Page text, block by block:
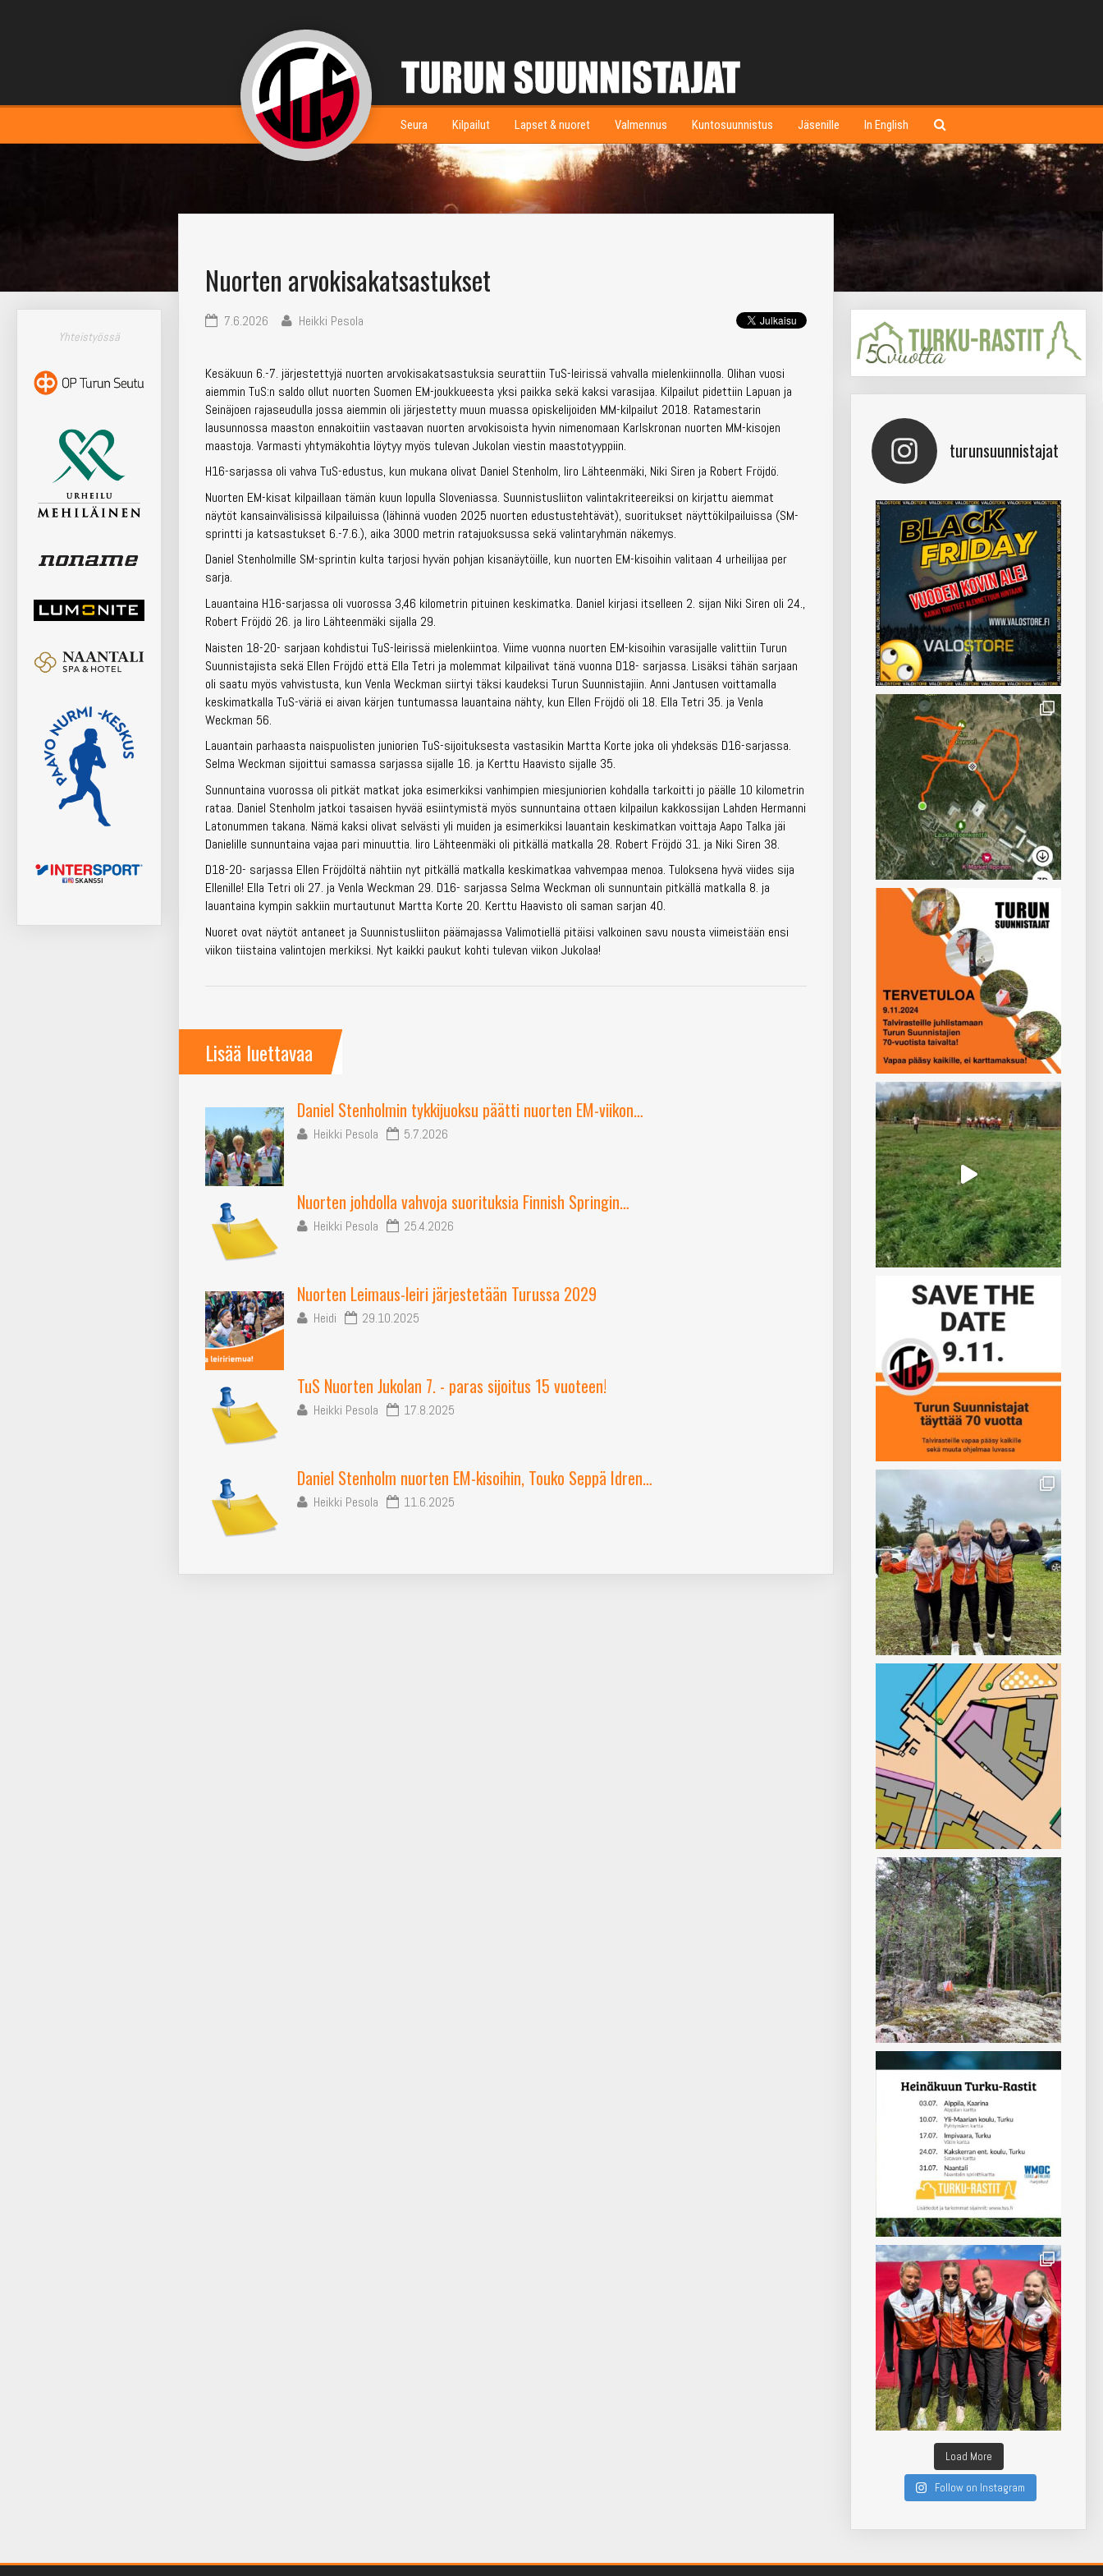
Seura Kilpailut Lapset & nuoret Valmennus Kuntosuunnistus Jäsenille In English
Nuorten arvokisakatsastukset
7.6.2026 Heikki Pesola
Kesäkuun 6.-7. järjestettyjä nuorten arvokisakatsastuksia seurattiin TuS-leirissä vahvalla mielenkiinnolla. Olihan vuosi
aiemmin TuS:n saldo ollut nuorten Suomen EM-joukkueesta yksi paikka sekä kaksi varasijaa. Kilpailut pidettiin Lapuan ja
Seinäjoen rajaseudulla jossa aiemmin oli järjestetty muun muassa opiskelijoiden MM-kilpailut 2018. Ratamestarin
lausunnossa maaston ennakoitiin vastaavan nuorten arvokisoista hyvin nimenomaan Karlskronan nuorten MM-kisojen
maastoja. Varmasti yhtymäkohtia löytyy myös tulevan Jukolan viestin maastotyyppiin.
H16-sarjassa oli vahva TuS-edustus, kun mukana olivat Daniel Stenholm, Iiro Lähteenmäki, Niki Siren ja Robert Fröjdö.
Nuorten EM-kisat kilpaillaan tämän kuun lopulla Sloveniassa. Suunnistusliiton valintakriteereiksi on kirjattu aiemmat
näytöt kansainvälisissä kilpailuissa (lähinnä vuoden 2025 nuorten edustustehtävät), suoritukset näyttökilpailuissa (SM-
sprintti ja katsastukset 6.-7.6.), aika 3000 metrin ratajuoksussa sekä valintaryhmän näkemys.
Daniel Stenholmille SM-sprintin kulta tarjosi hyvän pohjan kisanäytöille, kun nuorten EM-kisoihin valitaan 4 urheilijaa per
sarja.
Lauantaina H16-sarjassa oli vuorossa 3,46 kilometrin pituinen keskimatka. Daniel kirjasi itselleen 2. sijan Niki Siren oli 24.,
Robert Fröjdö 26. ja Iiro Lähteenmäki sijalla 29.
Naisten 18-20- sarjaan kohdistui TuS-leirissä mielenkiintoa. Viime vuonna nuorten EM-kisoihin varasijalle valittiin Turun
Suunnistajista sekä Ellen Fröjdö että Ella Tetri ja molemmat kilpailivat tänä vuonna D18- sarjassa. Lisäksi tähän sarjaan
oli saatu myös vahvistusta, kun Venla Weckman siirtyi täksi kaudeksi Turun Suunnistajiin. Anni Jantusen voittamalla
keskimatkalla TuS-väriä ei aivan kärjen tuntumassa lauantaina nähty, kun Ellen Fröjdö oli 18. Ella Tetri 35. ja Venla
Weckman 56.
Lauantain parhaasta naispuolisten juniorien TuS-sijoituksesta vastasikin Martta Korte joka oli yhdeksäs D16-sarjassa.
Selma Weckman sijoittui samassa sarjassa sijalle 16. ja Kerttu Haavisto sijalle 35.
Sunnuntaina vuorossa oli pitkät matkat joka esimerkiksi vanhimpien miesjuniorien kohdalla tarkoitti jo päälle 10 kilometrin
rataa. Daniel Stenholm jatkoi tasaisen hyvää esiintymistä myös sunnuntaina ottaen kilpailun kakkossijan Lahden Hermanni
Latonummen takana. Nämä kaksi olivat selvästi yli muiden ja esimerkiksi lauantain keskimatkan voittaja Aapo Talka jäi
Danielille sunnuntaina vajaa pari minuuttia. Iiro Lähteenmäki oli pitkällä matkalla 28. Robert Fröjdö 31. ja Niki Siren 38.
D18-20- sarjassa Ellen Fröjdöltä nähtiin nyt pitkällä matkalla keskimatkaa vahvempaa menoa. Tuloksena hyvä viides sija
Ellenille! Ella Tetri oli 27. ja Venla Weckman 29. D16- sarjassa Selma Weckman oli sunnuntain pitkällä matkalla 8. ja
lauantaina kympin sakkiin murtautunut Martta Korte 20. Kerttu Haavisto oli saman sarjan 40.
Nuoret ovat näytöt antaneet ja Suunnistusliiton päämajassa Valimotiellä pitäisi valkoinen savu nousta viimeistään ensi
viikon tiistaina valintojen merkiksi. Nyt kaikki paukut kohti tulevan viikon Jukolaa!
Lisää luettavaa
Daniel Stenholmin tykkijuoksu päätti nuorten EM-viikon…
Heikki Pesola 5.7.2026
Nuorten johdolla vahvoja suorituksia Finnish Springin…
Heikki Pesola 25.4.2026
Nuorten Leimaus-leiri järjestetään Turussa 2029
Heidi 29.10.2025
TuS Nuorten Jukolan 7. - paras sijoitus 15 vuoteen!
Heikki Pesola 17.8.2025
Daniel Stenholm nuorten EM-kisoihin, Touko Seppä Idren…
Heikki Pesola 11.6.2025
turunsuunnistajat
Load More
Follow on Instagram
Yhteistyössä